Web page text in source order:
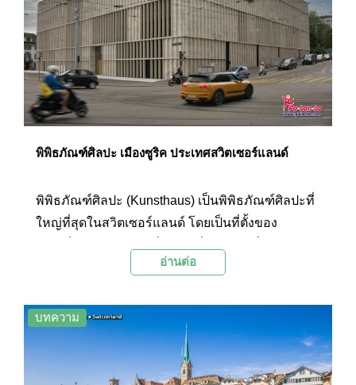
พิพิธภัณฑ์ศิลปะ เมืองซูริค ประเทศสวิตเซอร์แลนด์
พิพิธภัณฑ์ศิลปะ (Kunsthaus) เป็นพิพิธภัณฑ์ศิลปะที่
ใหญ่ที่สุดในสวิตเซอร์แลนด์ โดยเป็นที่ตั้งของ
ประเทศ ตั้งแต่ยุคกลางไปจนถึงงานศิลปะร่วมสมัย
ศิลปะและผู้มาเยือนที่สนใจประวัติศาสตร์ศิลปะของส
วิตเซอร์แลนด์
อ่านต่อ
บทความ